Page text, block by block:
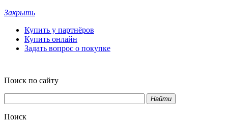
Закрыть
Купить у партнёров
Купить онлайн
Задать вопрос о покупке
Поиск по сайту
Найти
Поиск